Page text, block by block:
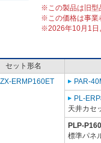
※この製品は旧型
※この価格は事業
※2026年10月1日
セット形名
ERMP160ET
PAR-
PL-
天井カセ
PLP-
標準パネ